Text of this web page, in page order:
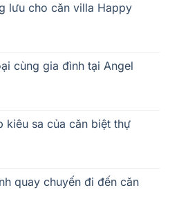
lưu cho căn villa Happy
cùng gia đình tại Angel
kiêu sa của căn biệt thự
quay chuyến đi đến căn